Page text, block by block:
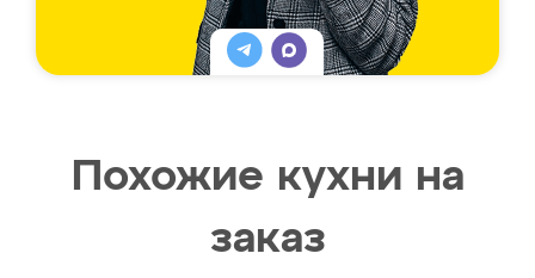
Похожие кухни на
заказ